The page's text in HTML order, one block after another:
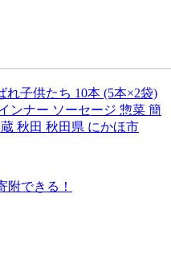
れ子供たち 10本 (5本×2袋)
ンナー ソーセージ 惣菜 簡
秋田 秋田県 にかほ市
附できる！